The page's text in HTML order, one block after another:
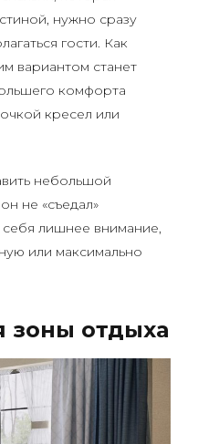
нужно сразу
гости. Как
вариантом станет
комфорта
кресел или
небольшой
не «съедал»
лишнее внимание,
или максимально
зоны отдыха